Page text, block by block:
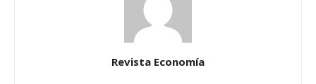
Revista Economía